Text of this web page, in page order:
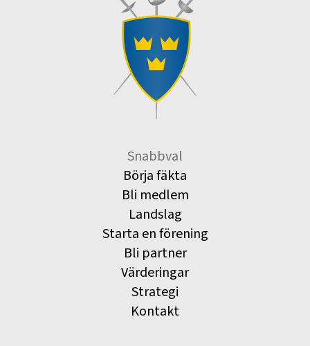
Snabbval
Börja fäkta
Bli medlem
Landslag
Starta en förening
Bli partner
Värderingar
Strategi
Kontakt